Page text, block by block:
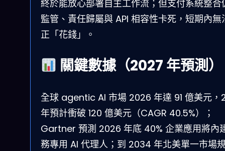
終於能放心部署自主工作流；但支付系統整合
監管、責任歸屬與 API 相容性卡死，短期內無
正「花錢」。
關鍵數據（2027 年預測）
全球 agentic AI 市場 2026 年達 91 億美元，
年預計衝破 120 億美元（CAGR 40.5%）；
Gartner 預測 2026 年底 40% 企業應用將內
務專用 AI 代理人；到 2034 年北美單一市場